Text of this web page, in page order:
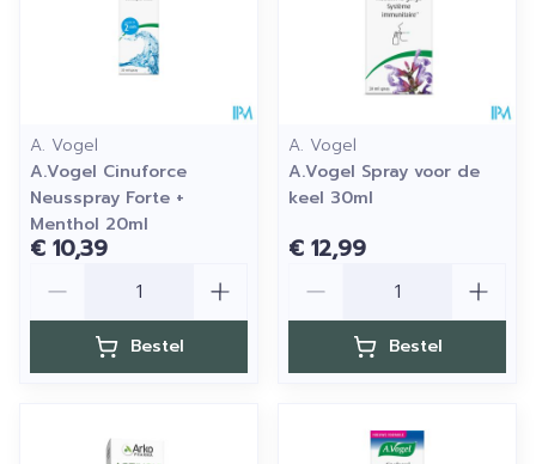
A. Vogel
A.Vogel Cinuforce
Neusspray Forte +
Menthol 20ml
€ 10,39
Bestel
A. Vogel
A.Vogel Spray voor de
keel 30ml
€ 12,99
Bestel